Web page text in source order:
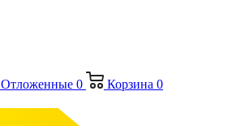
Отложенные 0 Корзина 0